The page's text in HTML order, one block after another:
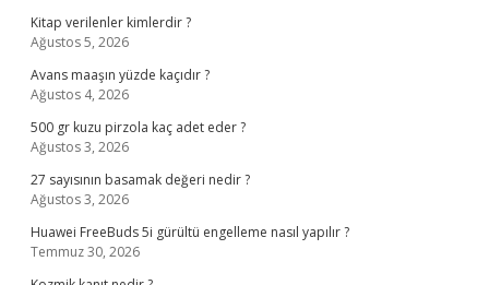
Kitap verilenler kimlerdir ?
Ağustos 5, 2026
Avans maaşın yüzde kaçıdır ?
Ağustos 4, 2026
500 gr kuzu pirzola kaç adet eder ?
Ağustos 3, 2026
27 sayısının basamak değeri nedir ?
Ağustos 3, 2026
Huawei FreeBuds 5i gürültü engelleme nasıl yapılır ?
Temmuz 30, 2026